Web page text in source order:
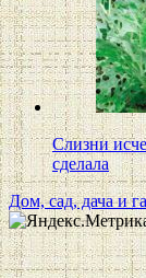
Слизни
сделала
Дом, сад, дача и